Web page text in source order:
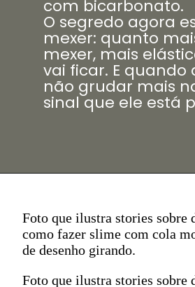
com bicarbonato.
O segredo agora
mexer: quanto
mexer, mais
vai ficar. E quando
não grudar mais
sinal que ele está
Foto que ilustra stories sobre
como fazer slime com cola
de desenho girando.
Foto que ilustra stories sobre